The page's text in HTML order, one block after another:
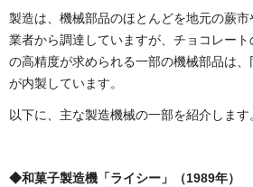
製造は、機械部品のほとんどを地元の蕨
業者から調達していますが、チョコレー
の高精度が求められる一部の機械部品は
が内製しています。
以下に、主な製造機械の一部を紹介します
◆和菓子製造機「ライシー」（1989年）